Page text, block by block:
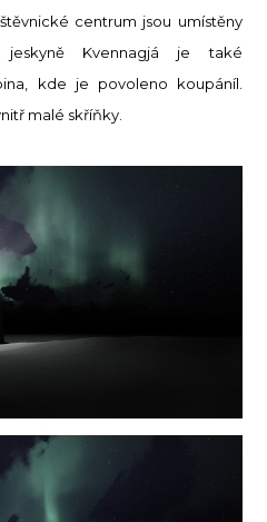
centrum jsou umístěny
Kvennagjá je také
kde je povoleno koupáníl.
malé skříňky.